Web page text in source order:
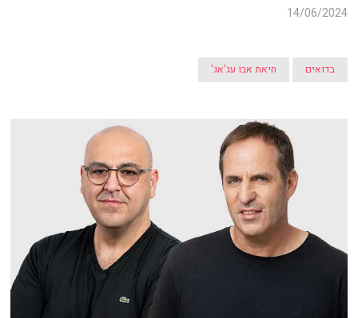
14/06/2024
בדואים חיאת אבו עג'אג'